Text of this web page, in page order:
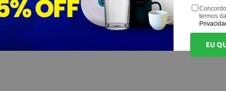
termos
EU